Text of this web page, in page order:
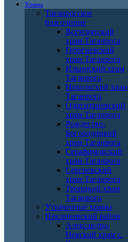
Храмы
Таганрогское
благочиние
Всехсвятский
храм Таганрога
Георгиевский
храм Таганрога
Ильинский храм
Таганрога
Никольский храм
Таганрога
Одигитриевский
храм Таганрога
Рождество-
Богородицкий
храм Таганрога
Серафимовский
храм Таганрога
Сергиевский
храм Таганрога
Троицкий храм
Таганрога
Утраченные храмы
Неклиновский район
Александро-
Невский храм с.